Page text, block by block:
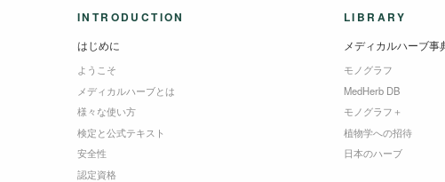
INTRODUCTION
はじめに
ようこそ
メディカルハーブとは
様々な使い方
検定と公式テキスト
安全性
認定資格
LIBRARY
メディカルハーブ事
モノグラフ
MedHerb DB
モノグラフ＋
植物学への招待
日本のハーブ